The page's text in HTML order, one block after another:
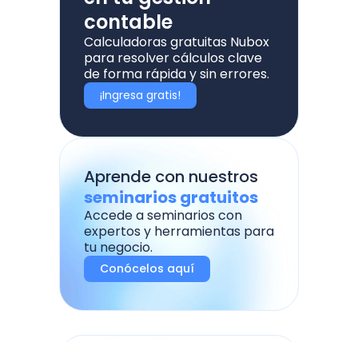
contable
Calculadoras gratuitas Nubox
para resolver cálculos clave
de forma rápida y sin errores.
¡Ingresa gratis!
Aprende con nuestros
seminarios gratuitos
Accede a seminarios con
expertos y herramientas para
tu negocio.
Conócelos aquí